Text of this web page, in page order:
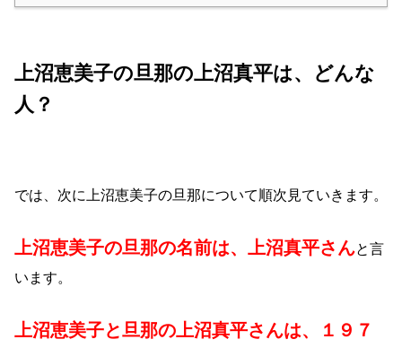
上沼恵美子の旦那の上沼真平は、どんな
人？
では、次に上沼恵美子の旦那について順次見ていきます。
上沼恵美子の旦那の名前は、上沼真平さんと言
います。
上沼恵美子と旦那の上沼真平さんは、１９７